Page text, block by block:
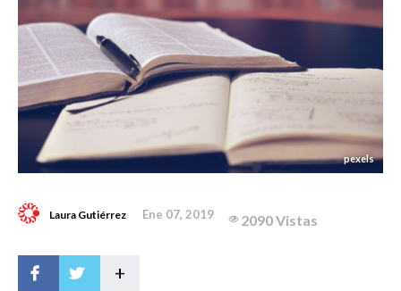
pexels
Laura Gutiérrez Ene 07, 2019 2090 Vistas
+